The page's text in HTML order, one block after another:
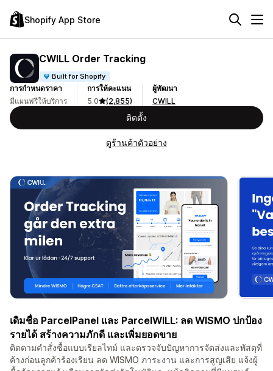
Shopify App Store
CWILL Order Tracking
Built for Shopify
การกำหนดราคา
มีแผนฟรีให้บริการ
การให้คะแนน
5.0
(2,855)
ผู้พัฒนา
CWILL
ติดตั้ง
ดูร้านค้าตัวอย่าง
เดิมชื่อ ParcelPanel และ ParcelWILL: ลด WISMO ปกป้อง
รายได้ สร้างความภักดี และเพิ่มยอดขาย
ติดตามคำสั่งซื้อแบบเรียลไทม์ และตรวจจับปัญหาการจัดส่งและพัสดุที่
ค้างก่อนลูกค้าร้องเรียน ลด WISMO ภาระงาน และการสูญเสีย แจ้งผู้